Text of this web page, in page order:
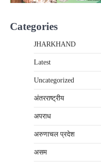
Categories
JHARKHAND
Latest
Uncategorized
अंतरराष्‍ट्रीय
अपराध
अरुणाचल प्रदेश
असम